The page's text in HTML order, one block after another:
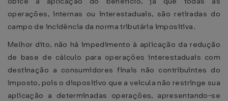
operações, internas ou interestaduais, são retiradas do
campo de incidência da norma tributária impositiva.
Melhor dito, não há impedimento à aplicação da redução
de base de cálculo para operações interestaduais com
destinação a consumidores finais não contribuintes do
imposto, pois o dispositivo que a veicula não restringe sua
aplicação a determinadas operações, apresentando-se